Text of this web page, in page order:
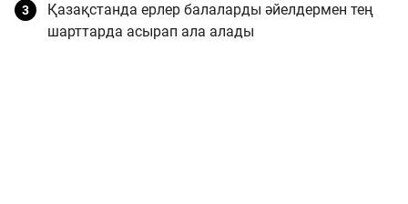
Қазақстанда ерлер балаларды әйелдермен тең
шарттарда асырап ала алады